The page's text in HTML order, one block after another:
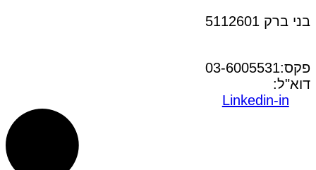
בני ברק 5112601
פקס:03-6005531
דוא"ל:
Linkedin-in